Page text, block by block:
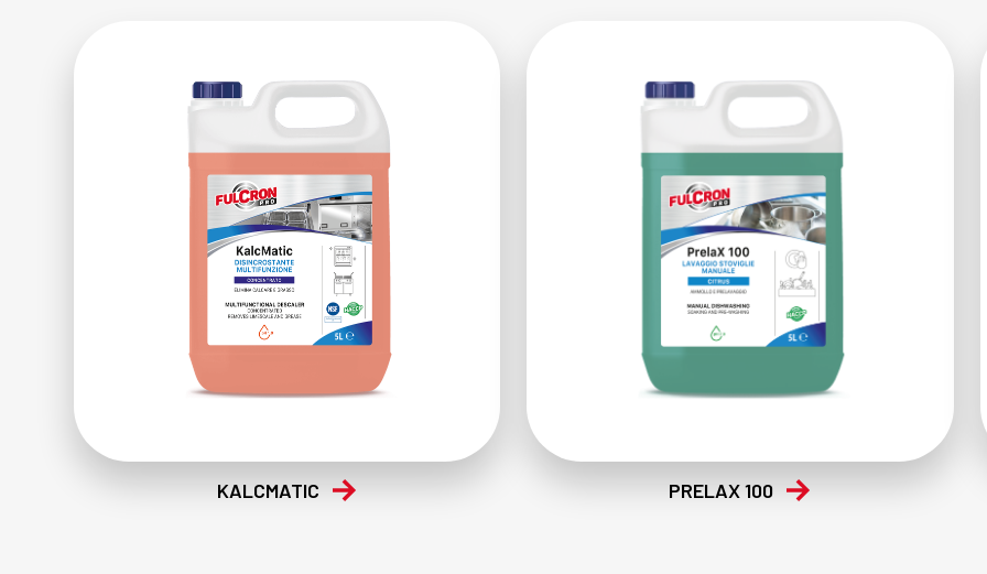
KALCMATIC PRELAX 100